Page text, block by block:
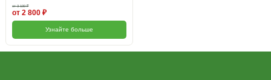
от 3 100 ₽
от 2 800 ₽
Узнайте больше